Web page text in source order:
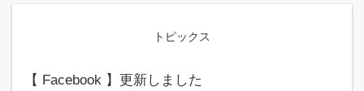
トピックス
【 Facebook 】更新しました